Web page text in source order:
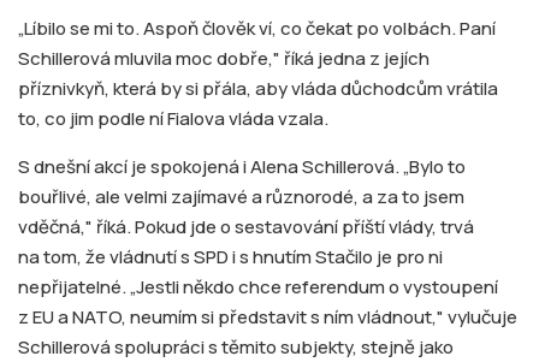
„Líbilo se mi to. Aspoň člověk ví, co čekat po volbách. Paní
Schillerová mluvila moc dobře," říká jedna z jejích
příznivkyň, která by si přála, aby vláda důchodcům vrátila
to, co jim podle ní Fialova vláda vzala.
S dnešní akcí je spokojená i Alena Schillerová. „Bylo to
bouřlivé, ale velmi zajímavé a různorodé, a za to jsem
vděčná," říká. Pokud jde o sestavování příští vlády, trvá
na tom, že vládnutí s SPD i s hnutím Stačilo je pro ni
nepřijatelné. „Jestli někdo chce referendum o vystoupení
z EU a NATO, neumím si představit s ním vládnout," vylučuje
Schillerová spolupráci s těmito subjekty, stejně jako